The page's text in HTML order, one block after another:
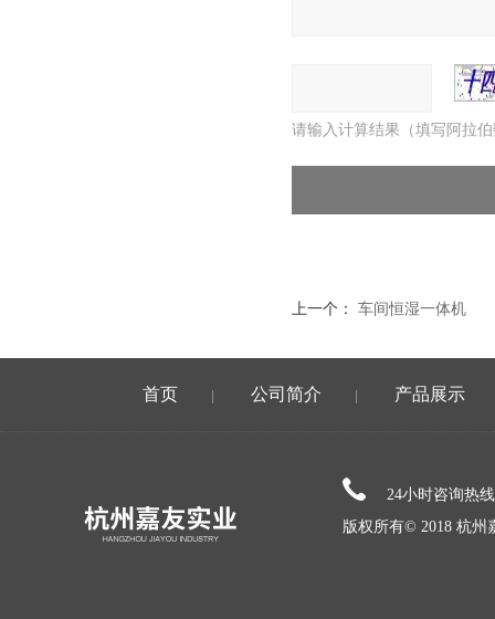
请输入计算结果（填写阿拉
上一个： 车间恒湿一体机
首页 公司简介 产品展示
24小时咨询热
版权所有© 2018 杭州